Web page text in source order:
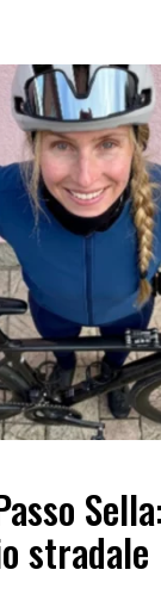
stradale